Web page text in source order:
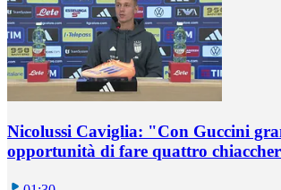
Nicolussi Caviglia: "Con Guccini
opportunità di fare quattro